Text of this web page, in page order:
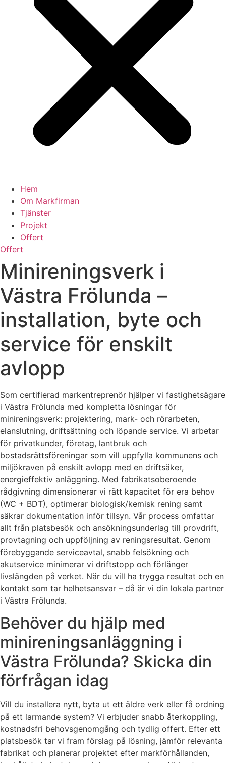
Hem
Om Markfirman
Tjänster
Projekt
Offert
Offert
Minireningsverk i
Västra Frölunda –
installation, byte och
service för enskilt
avlopp
Som certifierad markentreprenör hjälper vi fastighetsägare
i Västra Frölunda med kompletta lösningar för
minireningsverk: projektering, mark- och rörarbeten,
elanslutning, driftsättning och löpande service. Vi arbetar
för privatkunder, företag, lantbruk och
bostadsrättsföreningar som vill uppfylla kommunens och
miljökraven på enskilt avlopp med en driftsäker,
energieffektiv anläggning. Med fabrikatsoberoende
rådgivning dimensionerar vi rätt kapacitet för era behov
(WC + BDT), optimerar biologisk/kemisk rening samt
säkrar dokumentation inför tillsyn. Vår process omfattar
allt från platsbesök och ansökningsunderlag till provdrift,
provtagning och uppföljning av reningsresultat. Genom
förebyggande serviceavtal, snabb felsökning och
akutservice minimerar vi driftstopp och förlänger
livslängden på verket. När du vill ha trygga resultat och en
kontakt som tar helhetsansvar – då är vi din lokala partner
i Västra Frölunda.
Behöver du hjälp med
minireningsanläggning i
Västra Frölunda? Skicka din
förfrågan idag
Vill du installera nytt, byta ut ett äldre verk eller få ordning
på ett larmande system? Vi erbjuder snabb återkoppling,
kostnadsfri behovsgenomgång och tydlig offert. Efter ett
platsbesök tar vi fram förslag på lösning, jämför relevanta
fabrikat och planerar projektet efter markförhållanden,